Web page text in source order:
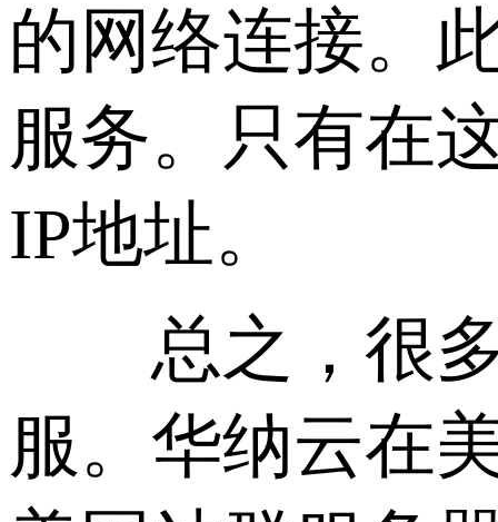
的网络连接。
服务。只有在
IP地址。
总之，很多
服。华纳云在